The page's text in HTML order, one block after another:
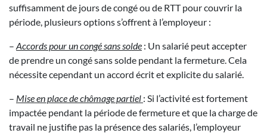
suffisamment de jours de congé ou de RTT pour couvrir la
période, plusieurs options s’offrent à l’employeur :
– Accords pour un congé sans solde : Un salarié peut accepter
de prendre un congé sans solde pendant la fermeture. Cela
nécessite cependant un accord écrit et explicite du salarié.
– Mise en place de chômage partiel : Si l’activité est fortement
impactée pendant la période de fermeture et que la charge de
travail ne justifie pas la présence des salariés, l’employeur